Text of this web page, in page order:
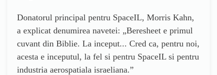
Donatorul principal pentru SpaceIL, Morris Kahn,
a explicat denumirea navetei: „Beresheet e primul
cuvant din Biblie. La inceput... Cred ca, pentru noi,
acesta e inceputul, la fel si pentru SpaceIL si pentru
industria aerospatiala israeliana.”